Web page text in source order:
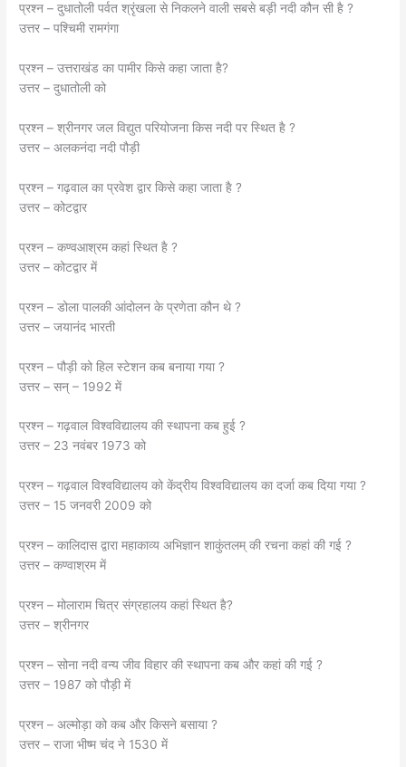
प्रश्न – दुधातोली पर्वत श्रृंखला से निकलने वाली सबसे बड़ी नदी कौन सी है ?
उत्तर – पश्चिमी रामगंगा
प्रश्न – उत्तराखंड का पामीर किसे कहा जाता है?
उत्तर – दुधातोली को
प्रश्न – श्रीनगर जल विद्युत परियोजना किस नदी पर स्थित है ?
उत्तर – अलकनंदा नदी पौड़ी
प्रश्न – गढ़वाल का प्रवेश द्वार किसे कहा जाता है ?
उत्तर – कोटद्वार
प्रश्न – कण्वआश्रम कहां स्थित है ?
उत्तर – कोटद्वार में
प्रश्न – डोला पालकी आंदोलन के प्रणेता कौन थे ?
उत्तर – जयानंद भारती
प्रश्न – पौड़ी को हिल स्टेशन कब बनाया गया ?
उत्तर – सन् – 1992 में
प्रश्न – गढ़वाल विश्वविद्यालय की स्थापना कब हुई ?
उत्तर – 23 नवंबर 1973 को
प्रश्न – गढ़वाल विश्वविद्यालय को केंद्रीय विश्वविद्यालय का दर्जा कब दिया गया ?
उत्तर – 15 जनवरी 2009 को
प्रश्न – कालिदास द्वारा महाकाव्य अभिज्ञान शाकुंतलम् की रचना कहां की गई ?
उत्तर – कण्वाश्रम में
प्रश्न – मोलाराम चित्र संग्रहालय कहां स्थित है?
उत्तर – श्रीनगर
प्रश्न – सोना नदी वन्य जीव विहार की स्थापना कब और कहां की गई ?
उत्तर – 1987 को पौड़ी में
प्रश्न – अल्मोड़ा को कब और किसने बसाया ?
उत्तर – राजा भीष्म चंद ने 1530 में